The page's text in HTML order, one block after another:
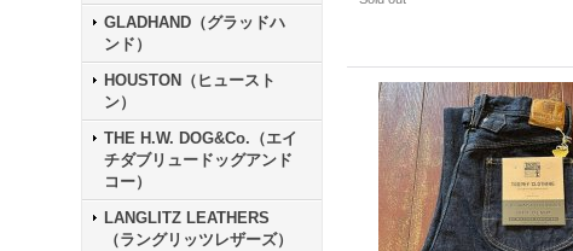
GLADHAND（グラッドハ
ンド）
HOUSTON（ヒュースト
ン）
THE H.W. DOG&Co.（エイ
チダブリュードッグアンド
コー）
LANGLITZ LEATHERS
（ラングリッツレザーズ）